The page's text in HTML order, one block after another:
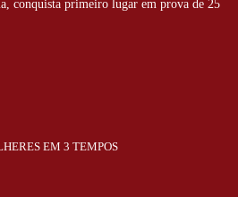
conquista primeiro lugar em prova de 25
EM 3 TEMPOS